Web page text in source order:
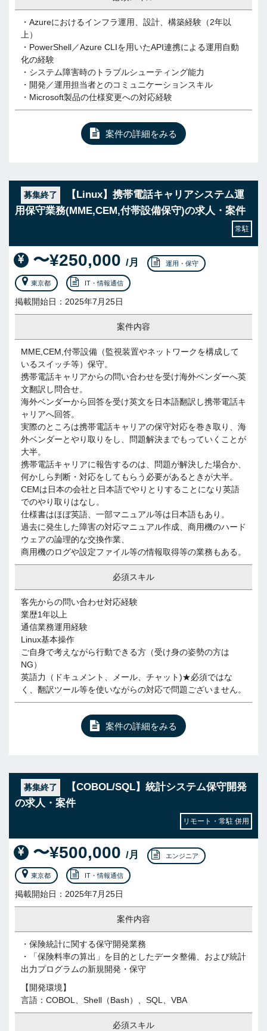
・Azureにおけるインフラ運用、設計、構築経験（2年以
上）
・PowerShell／Azure CLIを用いたAPI連携による運用自動
化の経験
・システム障害時のトラブルシューティング能力
・開発／運用担当者とのコミュニケーションスキル
・Microsoft製品の仕様変更への対応経験
案件の詳細をみる
募集終了
【Linux】携帯電話キャリアシステム運
用保守業務(MME,CEM,付帯設備保守)の求人・案件
常駐
〜¥250,000 /月 運用・保守
東京都 IT・情報通信
掲載開始日：2025年7月25日
案件内容
MME,CEM,付帯設備（監視装置やネットワークを構成して
いるスイッチ等）保守。
携帯電話キャリアからの問い合わせを受け海外ベンダーへ英
文翻訳し問合せ。
海外ベンダーから回答を受け英文を日本語翻訳し携帯電話キ
ャリアへ回答。
実際のところは携帯電話キャリアの保守対応を巻き取り、海
外ベンダーとやり取りをし、問題解決までもっていくことが
大半。
携帯電話キャリアに報告するのは、問題が解決した場合か、
何かしら判断・対応をしてもらう必要があるときが大半。
CEMは日本の会社と日本語でやりとりすることになり英語
でのやり取りはなし。
仕様書はほぼ英語、一部マニュアル等は日本語もあり。
過去に発生した障害の対応マニュアル作成、商用機のハード
ウェアの論理的な交換作業、
商用機のログや設定ファイル等の情報取得等の業務もある。
必須スキル
客先からの問い合わせ対応経験
業歴1年以上
通信業務運用経験
Linux基本操作
ご自身で考えながら行動できる方（受け身の姿勢の方は
NG）
英語力（ドキュメント、メール、チャット)★必須ではな
く、翻訳ツール等を使いながらの対応で問題ございません。
案件の詳細をみる
募集終了
【COBOL/SQL】統計システム保守開発
の求人・案件
リモート・常駐 併用
〜¥500,000 /月 エンジニア
東京都 IT・情報通信
掲載開始日：2025年7月25日
案件内容
・保険統計に関する保守開発業務
・「保険料率の算出」を目的としたデータ整備、および統計
出力プログラムの新規開発・保守
【開発環境】
言語：COBOL、Shell（Bash）、SQL、VBA
必須スキル